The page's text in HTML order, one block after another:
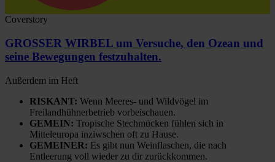
Coverstory
GROSSER WIRBEL um Versuche, den Ozean und
seine Bewegungen festzuhalten.
Außerdem im Heft
RISKANT: Wenn Meeres- und Wildvögel im
Freilandhühnerbetrieb vorbeischauen.
GEMEIN: Tropische Stechmücken fühlen sich in
Mitteleuropa inziwschen oft zu Hause.
GEMEINER: Es gibt nun Weinflaschen, die nach
Entleerung voll wieder zu dir zurückkommen.